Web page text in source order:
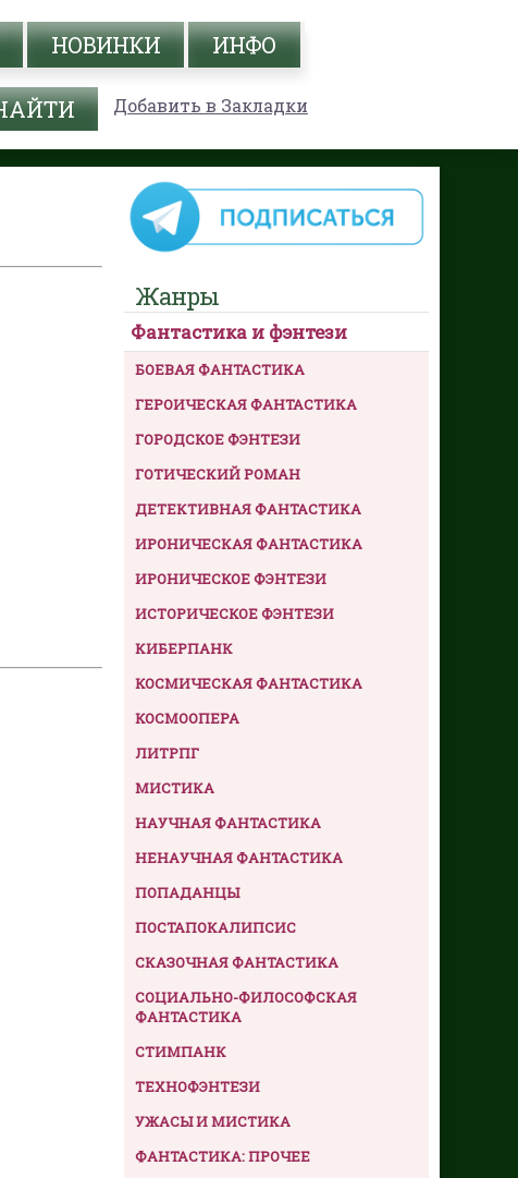
НОВИНКИ ИНФО
Добавить в Закладки
Жанры
Фантастика и фэнтези
БОЕВАЯ ФАНТАСТИКА
ГЕРОИЧЕСКАЯ ФАНТАСТИКА
ГОРОДСКОЕ ФЭНТЕЗИ
ГОТИЧЕСКИЙ РОМАН
ДЕТЕКТИВНАЯ ФАНТАСТИКА
ИРОНИЧЕСКАЯ ФАНТАСТИКА
ИРОНИЧЕСКОЕ ФЭНТЕЗИ
ИСТОРИЧЕСКОЕ ФЭНТЕЗИ
КИБЕРПАНК
КОСМИЧЕСКАЯ ФАНТАСТИКА
КОСМООПЕРА
ЛИТРПГ
МИСТИКА
НАУЧНАЯ ФАНТАСТИКА
НЕНАУЧНАЯ ФАНТАСТИКА
ПОПАДАНЦЫ
ПОСТАПОКАЛИПСИС
СКАЗОЧНАЯ ФАНТАСТИКА
СОЦИАЛЬНО-ФИЛОСОФСКАЯ
ФАНТАСТИКА
СТИМПАНК
ТЕХНОФЭНТЕЗИ
УЖАСЫ И МИСТИКА
ФАНТАСТИКА: ПРОЧЕЕ